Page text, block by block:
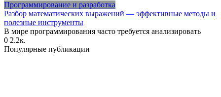
Программирование и разработка
Разбор математических выражений — эффективные методы и
полезные инструменты
В мире программирования часто требуется анализировать
0 2.2к.
Популярные публикации